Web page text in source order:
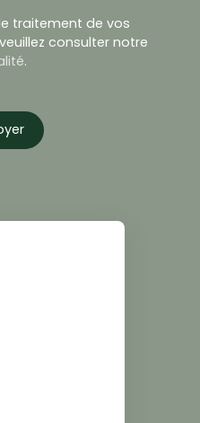
traitement de vos
consulter notre
.